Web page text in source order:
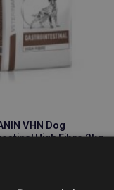
VHN Dog
High Fibre 2kg